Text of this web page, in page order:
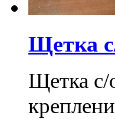
Щетка
Щетка с/